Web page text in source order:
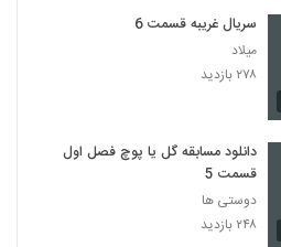
سریال غریبه قسمت 6
میلاد
۲۷۸ بازدید
دانلود مسابقه گل یا پوچ فصل اول
قسمت 5
دوستی ها
۲۴۸ بازدید